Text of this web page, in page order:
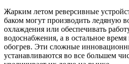
Жарким летом реверсивные
баком могут производить ледяную
охлаждения или обеспечивать
водоснабжения, а в остальное
обогрев. Эти сложные
устанавливаются во все большем